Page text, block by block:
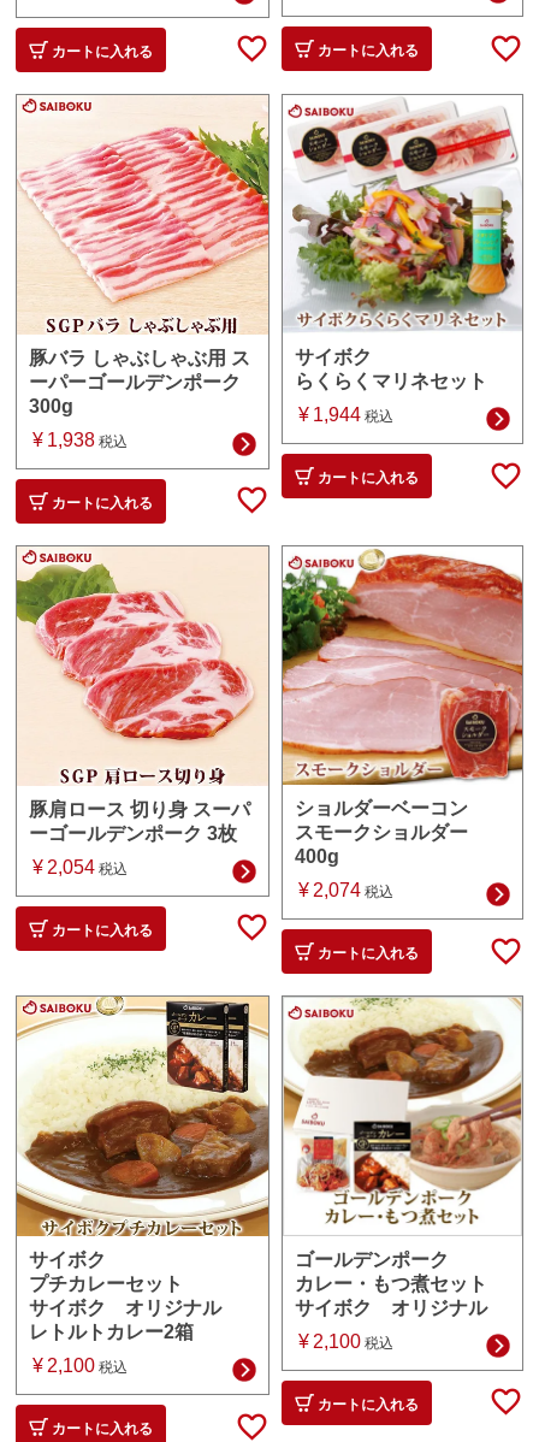
カートに入れる カートに入れる
豚バラ しゃぶしゃぶ用 ス
ーパーゴールデンポーク
300g
¥ 1,938 税込
カートに入れる
サイボク
らくらくマリネセット
¥ 1,944 税込
カートに入れる
豚肩ロース 切り身 スーパ
ーゴールデンポーク 3枚
¥ 2,054 税込
カートに入れる
ショルダーベーコン
スモークショルダー
400g
¥ 2,074 税込
カートに入れる
サイボク
プチカレーセット
サイボク オリジナル
レトルトカレー2箱
¥ 2,100 税込
カートに入れる
ゴールデンポーク
カレー・もつ煮セット
サイボク オリジナル
¥ 2,100 税込
カートに入れる